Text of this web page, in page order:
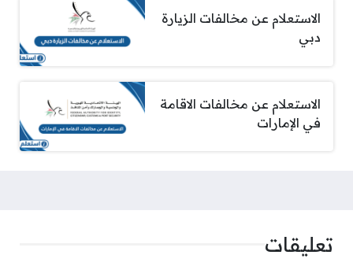
الاستعلام عن مخالفات الزيارة
دبي
الاستعلام عن مخالفات الاقامة
في الإمارات
تعليقات